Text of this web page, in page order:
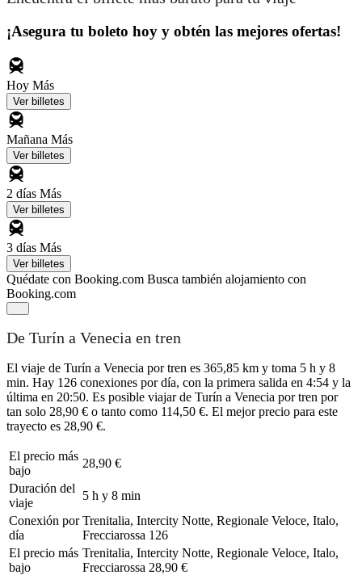
¡Asegura tu boleto hoy y obtén las mejores ofertas!
Hoy Más
Ver billetes
Mañana Más
Ver billetes
2 días Más
Ver billetes
3 días Más
Ver billetes
Quédate con Booking.com Busca también alojamiento con
Booking.com
De Turín a Venecia en tren
El viaje de Turín a Venecia por tren es 365,85 km y toma 5 h y 8
min. Hay 126 conexiones por día, con la primera salida en 4:54 y la
última en 20:50. Es posible viajar de Turín a Venecia por tren por
tan solo 28,90 € o tanto como 114,50 €. El mejor precio para este
trayecto es 28,90 €.
El precio más
bajo
28,90 €
Duración del
viaje
5 h y 8 min
Conexión por
día
Trenitalia, Intercity Notte, Regionale Veloce, Italo,
Frecciarossa 126
El precio más
bajo
Trenitalia, Intercity Notte, Regionale Veloce, Italo,
Frecciarossa 28,90 €